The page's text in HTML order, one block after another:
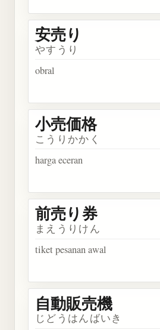
安売り
やすうり
obral
小売価格
こうりかかく
harga eceran
前売り券
まえうりけん
tiket pesanan awal
自動販売機
じどうはんばいき